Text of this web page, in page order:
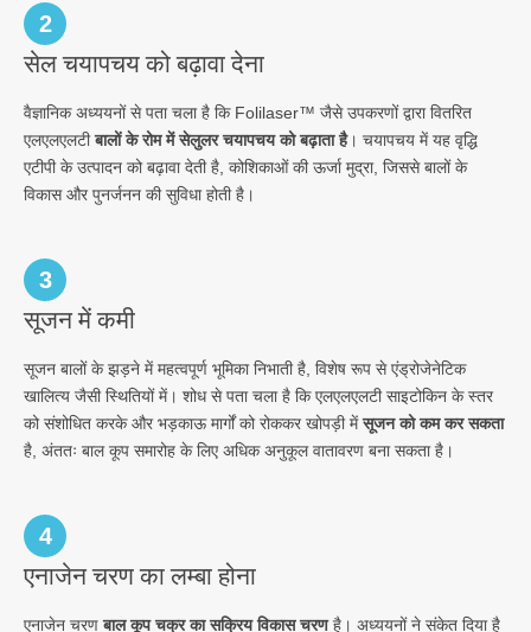
2
सेल चयापचय को बढ़ावा देना
वैज्ञानिक अध्ययनों से पता चला है कि Folilaser™ जैसे उपकरणों द्वारा वितरित
एलएलएलटीबालों के रोम में सेलुलर चयापचय को बढ़ाता है। चयापचय में यह वृद्धि
एटीपी के उत्पादन को बढ़ावा देती है, कोशिकाओं की ऊर्जा मुद्रा, जिससे बालों के
विकास और पुनर्जनन की सुविधा होती है।
3
सूजन में कमी
सूजन बालों के झड़ने में महत्वपूर्ण भूमिका निभाती है, विशेष रूप से एंड्रोजेनेटिक
खालित्य जैसी स्थितियों में। शोध से पता चला है कि एलएलएलटी साइटोकिन के स्तर
को संशोधित करके और भड़काऊ मार्गों को रोककर खोपड़ी मेंसूजन को कम कर सकता
है, अंततः बाल कूप समारोह के लिए अधिक अनुकूल वातावरण बना सकता है।
4
एनाजेन चरण का लम्बा होना
एनाजेन चरणबाल कूप चक्र का सक्रिय विकास चरणहै। अध्ययनों ने संकेत दिया है